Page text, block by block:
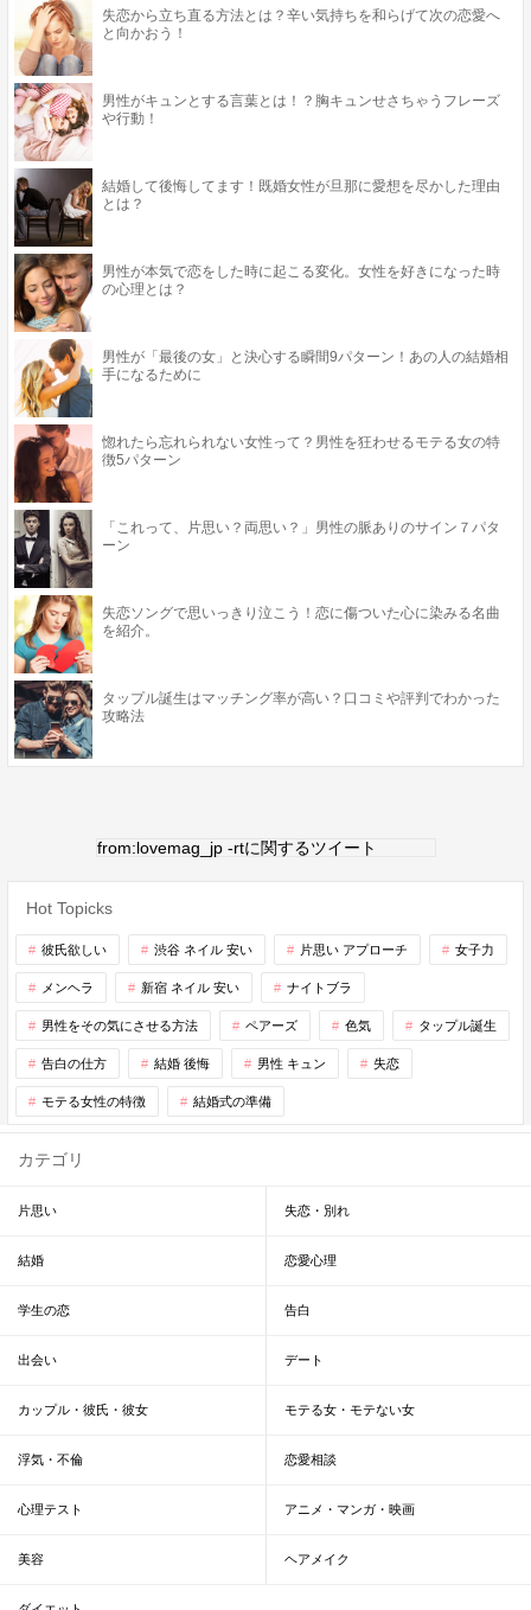
失恋から立ち直る方法とは？辛い気持ちを和らげて次の恋愛へ
と向かおう！
男性がキュンとする言葉とは！？胸キュンせさちゃうフレーズ
や行動！
結婚して後悔してます！既婚女性が旦那に愛想を尽かした理由
とは？
男性が本気で恋をした時に起こる変化。女性を好きになった時
の心理とは？
男性が「最後の女」と決心する瞬間9パターン！あの人の結婚相
手になるために
惚れたら忘れられない女性って？男性を狂わせるモテる女の特
徴5パターン
「これって、片思い？両思い？」男性の脈ありのサイン７パタ
ーン
失恋ソングで思いっきり泣こう！恋に傷ついた心に染みる名曲
を紹介。
タップル誕生はマッチング率が高い？口コミや評判でわかった
攻略法
from:lovemag_jp -rtに関するツイート
Hot Topicks
彼氏欲しい 渋谷 ネイル 安い 片思い アプローチ 女子力
メンヘラ 新宿 ネイル 安い ナイトブラ
男性をその気にさせる方法 ペアーズ 色気 タップル誕生
告白の仕方 結婚 後悔 男性 キュン 失恋
モテる女性の特徴 結婚式の準備
カテゴリ
片思い 失恋・別れ
結婚 恋愛心理
学生の恋 告白
出会い デート
カップル・彼氏・彼女 モテる女・モテない女
浮気・不倫 恋愛相談
心理テスト アニメ・マンガ・映画
美容 ヘアメイク